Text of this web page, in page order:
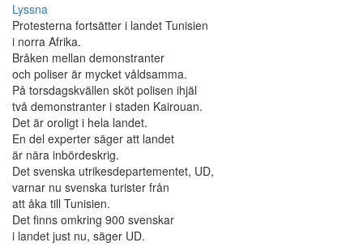
Lyssna
Protesterna fortsätter i landet Tunisien
i norra Afrika.
Bråken mellan demonstranter
och poliser är mycket våldsamma.
På torsdagskvällen sköt polisen ihjäl
två demonstranter i staden Kairouan.
Det är oroligt i hela landet.
En del experter säger att landet
är nära inbördeskrig.
Det svenska utrikesdepartementet, UD,
varnar nu svenska turister från
att åka till Tunisien.
Det finns omkring 900 svenskar
i landet just nu, säger UD.